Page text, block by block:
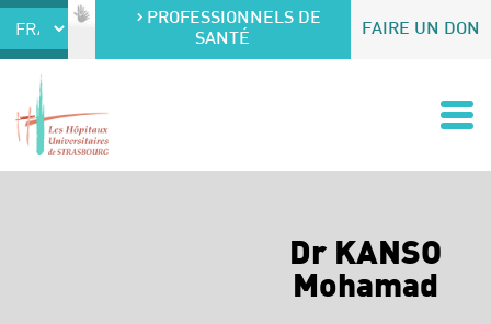
Accéder au contenu
Accéder au menuPROFESSIONNELS DE
SANTÉ
FAIRE UN DON
Dr KANSO
Mohamad